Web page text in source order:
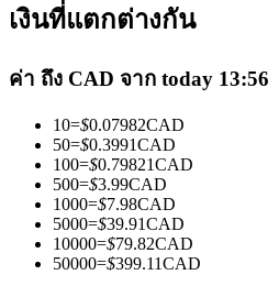
เป็นเทรดเดอร์คัดลอก
เพลิดเพลินกับการแบ่งปันผล
ลอกการซื้อขาย
เงินที่แตกต่างกัน
ค่า ถึง CAD จาก today 13:56
10=$0.07982CAD
50=$0.3991CAD
100=$0.79821CAD
500=$3.99CAD
1000=$7.98CAD
5000=$39.91CAD
10000=$79.82CAD
50000=$399.11CAD